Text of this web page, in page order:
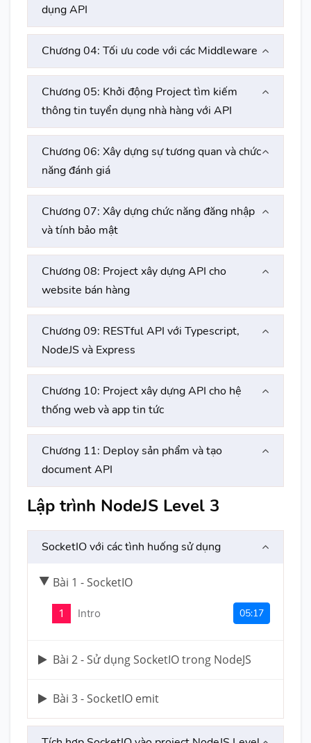
dụng API
Chương 04: Tối ưu code với các Middleware
Chương 05: Khởi động Project tìm kiếm
thông tin tuyển dụng nhà hàng với API
Chương 06: Xây dựng sự tương quan và chức
năng đánh giá
Chương 07: Xây dựng chức năng đăng nhập
và tính bảo mật
Chương 08: Project xây dựng API cho
website bán hàng
Chương 09: RESTful API với Typescript,
NodeJS và Express
Chương 10: Project xây dựng API cho hệ
thống web và app tin tức
Chương 11: Deploy sản phẩm và tạo
document API
Lập trình NodeJS Level 3
SocketIO với các tình huống sử dụng
Bài 1 - SocketIO
1 Intro 05:17
Bài 2 - Sử dụng SocketIO trong NodeJS
Bài 3 - SocketIO emit